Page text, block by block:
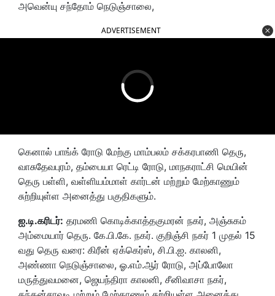
அவென்யு சந்தோம் நெடுஞ்சாலை,
ADVERTISEMENT
கெனால் பாங்க் ரோடு மேற்கு மாம்பலம் சக்கரபாணி தெரு,
வாசுதேவபுரம், தம்பையா ரெட்டி ரோடு, மாநகராட்சி மெயின்
தெரு பள்ளி, வள்ளியம்மாள் கார்டன் மற்றும் மேற்காணும்
சுற்றியுள்ள அனைத்து பகுதிகளும்.
ஐ.டி.கரிடர்: தரமணி கொடிக்காத்தகுமரன் நகர், அஞ்சுகம்
அம்மையார் தெரு. கே.பி.கே. நகர். குறிஞ்சி நகர் 1 முதல் 15
வது தெரு வரை: கிரீன் ஏக்கெர்ஸ், சி.பி.ஐ. காலனி,
அண்ணா நெடுஞ்சாலை, ஓ.எம்.ஆர் ரோடு, அப்போலோ
மருத்துவமனை, ஜெயந்திரா காலனி, சீனிவாசா நகர்,